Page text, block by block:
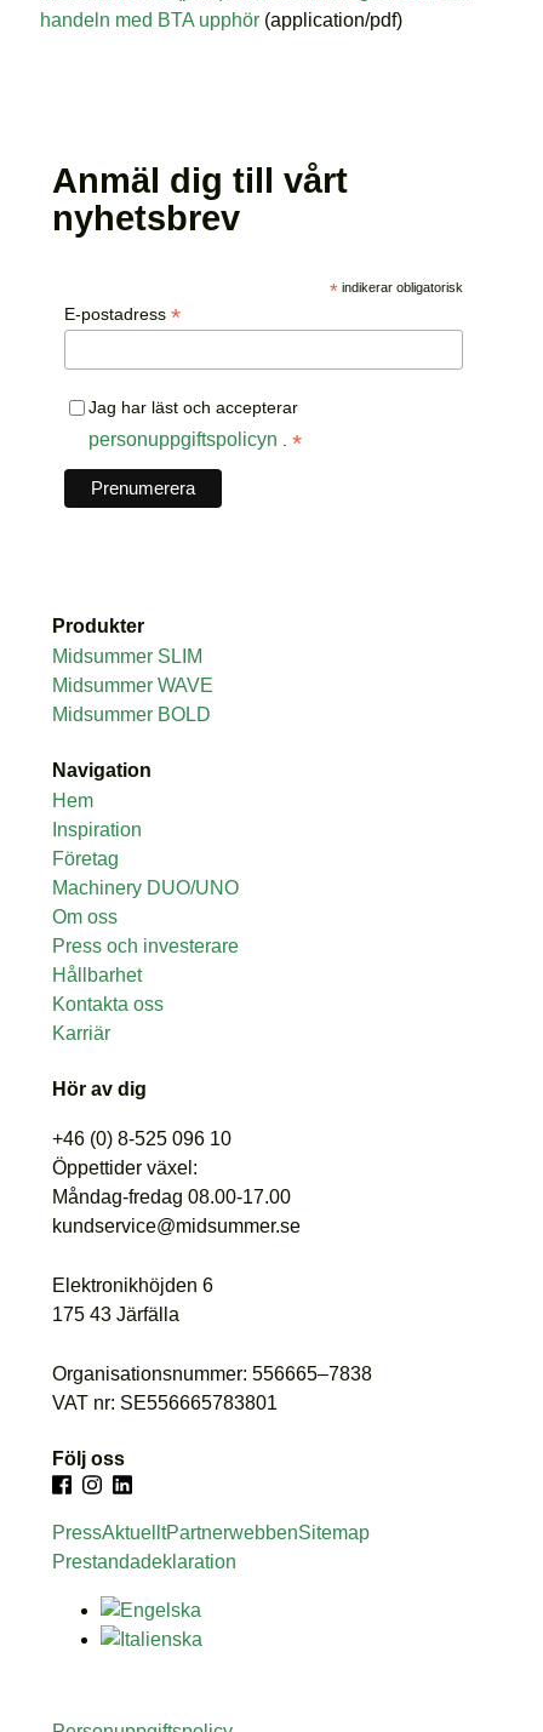
handeln med BTA upphör (application/pdf)
Anmäl dig till vårt
nyhetsbrev
*indikerar obligatorisk
E-postadress *
Jag har läst och accepterar
personuppgiftspolicyn *
Produkter
Midsummer SLIM
Midsummer WAVE
Midsummer BOLD
Navigation
Hem
Inspiration
Företag
Machinery DUO/UNO
Om oss
Press och investerare
Hållbarhet
Kontakta oss
Karriär
Hör av dig
+46 (0) 8-525 096 10
Öppettider växel:
Måndag-fredag 08.00-17.00
kundservice@midsummer.se
Elektronikhöjden 6
175 43 Järfälla
Organisationsnummer: 556665–7838
VAT nr: SE556665783801
Följ oss
PressAktuelltPartnerwebbenSitemap
Prestandadeklaration